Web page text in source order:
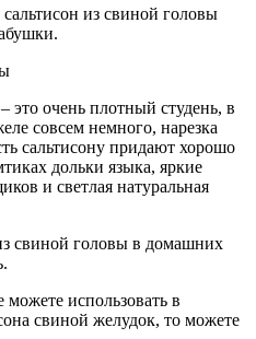
из свиной головы
это очень плотный студень, в
совсем немного, нарезка
сальтисону придают хорошо
дольки языка, яркие
и светлая натуральная
свиной головы в домашних
использовать в
свиной желудок, то можете